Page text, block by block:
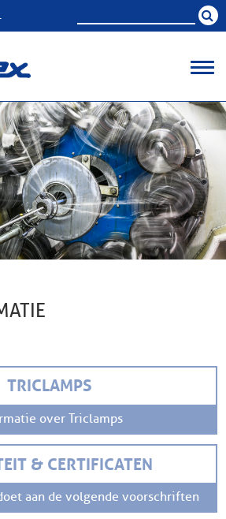
TRICLAMPS
over Triclamps
& CERTIFICATEN
aan de volgende voorschriften